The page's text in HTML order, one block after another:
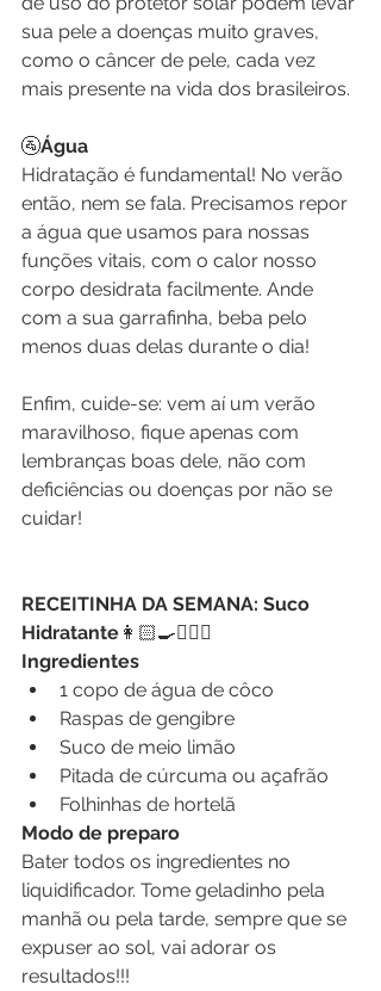
sua pele a doenças muito graves,
como o câncer de pele, cada vez
mais presente na vida dos brasileiros.
🚰Água
Hidratação é fundamental! No verão
então, nem se fala. Precisamos repor
a água que usamos para nossas
funções vitais, com o calor nosso
corpo desidrata facilmente. Ande
com a sua garrafinha, beba pelo
menos duas delas durante o dia!
Enfim, cuide-se: vem aí um verão
maravilhoso, fique apenas com
lembranças boas dele, não com
deficiências ou doenças por não se
cuidar!
RECEITINHA DA SEMANA: Suco
Hidratante 👩🏻‍🍳👩🏼‍⚕️
Ingredientes
1 copo de água de côco
Raspas de gengibre
Suco de meio limão
Pitada de cúrcuma ou açafrão
Folhinhas de hortelã
Modo de preparo
Bater todos os ingredientes no
liquidificador. Tome geladinho pela
manhã ou pela tarde, sempre que se
expuser ao sol, vai adorar os
resultados!!!